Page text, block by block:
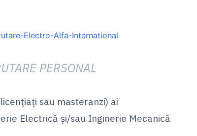
Electro-Alfa-International
PERSONAL
sau masteranzi) ai
Electrică și/sau Inginerie Mecanică